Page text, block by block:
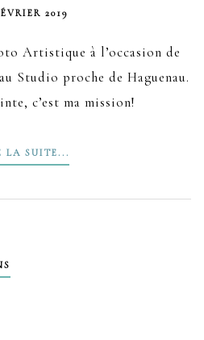
2019
Artistique à l’occasion de
Studio proche de Haguenau.
c’est ma mission!
LA SUITE...